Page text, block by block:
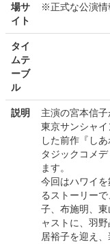
場サ
イト
※正式な公演情
タイ
ムテ
ーブ
ル
説明
主演の宮本信
東京サンシャ
した前作『し
タジックコメ
ます。
今回はハワイ
るストーリー
子、布施明、
ャストに、羽
居裕子を迎え、